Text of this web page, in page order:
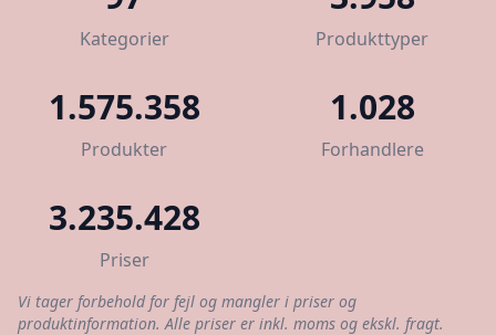
Kategorier Produkttyper
1.575.358
Produkter
1.028
Forhandlere
3.235.428
Priser
Vi tager forbehold for fejl og mangler i priser og
produktinformation. Alle priser er inkl. moms og ekskl. fragt.